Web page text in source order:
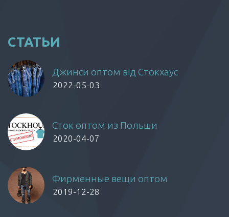
СТАТЬИ
Джинси оптом від Стокхаус
2022-05-03
Сток оптом из Польши
2020-04-07
Фирменные вещи оптом
2019-12-28